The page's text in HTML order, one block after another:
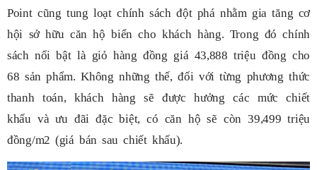
Point cũng tung loạt chính sách đột phá nhằm gia tăng cơ
hội sở hữu căn hộ biển cho khách hàng. Trong đó chính
sách nổi bật là giỏ hàng đồng giá 43,888 triệu đồng cho
68 sản phẩm. Không những thế, đối với từng phương thức
thanh toán, khách hàng sẽ được hưởng các mức chiết
khấu và ưu đãi đặc biệt, có căn hộ sẽ còn 39,499 triệu
đồng/m2 (giá bán sau chiết khấu).